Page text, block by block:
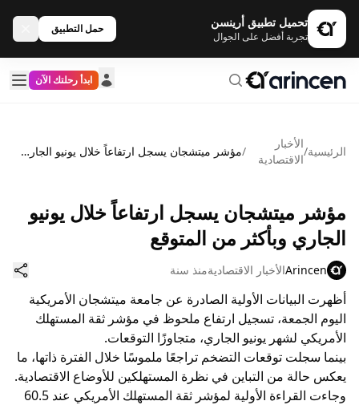
تحميل تطبيق أرينسن
تجربة أفضل على الجوال
حمل التطبيق
ابدأ رحلتك الآن
الرئيسية/
الأخبار
الاقتصادية
/ مؤشر ميتشجان يسجل ارتفاعاً خلال يونيو الجاري وبأكثر من المتوقع
مؤشر ميتشجان يسجل ارتفاعاً خلال يونيو
الجاري وبأكثر من المتوقع
Arincenالأخبار الاقتصاديةمنذ سنة
أظهرت البيانات الأولية الصادرة عن جامعة ميتشجان الأمريكية
اليوم الجمعة، تسجيل ارتفاع ملحوظ في مؤشر ثقة المستهلك
الأمريكي لشهر يونيو الجاري، متجاوزًا التوقعات.
بينما سجلت توقعات التضخم تراجعًا ملموسًا خلال الفترة ذاتها، ما
يعكس حالة من التباين في نظرة المستهلكين للأوضاع الاقتصادية.
وجاءت القراءة الأولية لمؤشر ثقة المستهلك الأمريكي عند 60.5